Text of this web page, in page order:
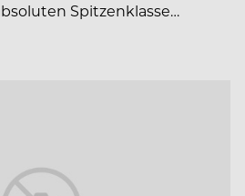
Spitzenklasse…